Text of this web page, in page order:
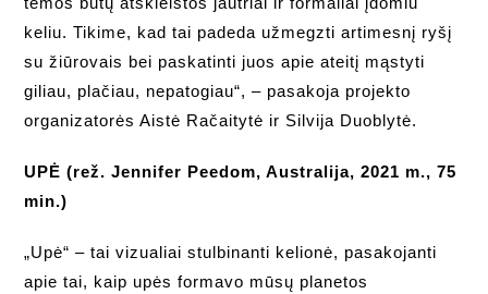
keliu. Tikime, kad tai padeda užmegzti artimesnį ryšį
su žiūrovais bei paskatinti juos apie ateitį mąstyti
giliau, plačiau, nepatogiau“, – pasakoja projekto
organizatorės Aistė Račaitytė ir Silvija Duoblytė.
UPĖ (rež. Jennifer Peedom, Australija, 2021 m., 75
min.)
„Upė“ – tai vizualiai stulbinanti kelionė, pasakojanti
apie tai, kaip upės formavo mūsų planetos